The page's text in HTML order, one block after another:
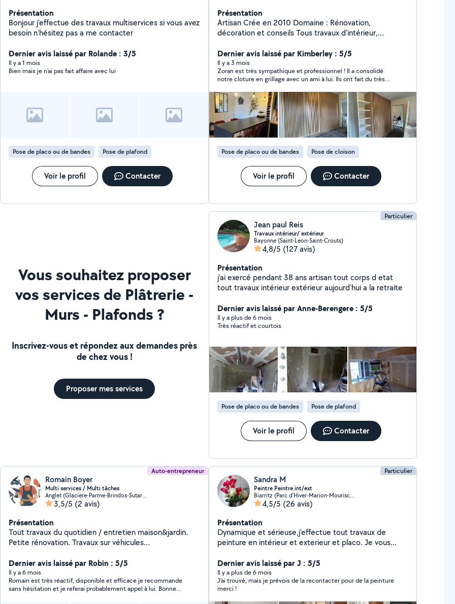
Présentation
Bonjour j'effectue des travaux multiservices si vous avez
besoin n'hésitez pas a me contacter
Dernier avis laissé par Rolande : 3/5
Il y a 1 mois
Bien mais je n’ai pas fait affaire avec lui
Pose de placo ou de bandes Pose de plafond
Voir le profil Contacter
Présentation
Artisan Crée en 2010 Domaine : Rénovation,
décoration et conseils Tous travaux d'intérieur,
responsabilité civile
Dernier avis laissé par Kimberley : 5/5
Il y a 3 mois
Zoran est très sympathique et professionnel ! Il a consolidé
notre cloture en grillage avec un ami à lui. Ils ont fait du très
Pose de placo ou de bandes Pose de cloison
Voir le profil Contacter
Vous souhaitez proposer
vos services de Plâtrerie -
Murs - Plafonds ?
Inscrivez-vous et répondez aux demandes près
de chez vous !
Proposer mes services
Particulier
Jean paul Reis
Travaux intérieur/ extérieur
Bayonne (Saint-Leon-Saint-Crouts)
4,8/5 (127 avis)
Présentation
j'ai exercé pendant 38 ans artisan tout corps d etat
tout travaux intérieur extérieur aujourd'hui a la retraite
Dernier avis laissé par Anne-Berengere : 5/5
Il y a plus de 6 mois
Très réactif et courtois
Pose de placo ou de bandes Pose de plafond
Voir le profil Contacter
Auto-entrepreneur
Romain Boyer
Multi services / Multi tâches
Anglet (Glaciere-Parme-Brindos-Sutar-Aritxague)
3,5/5 (2 avis)
Présentation
Tout travaux du quotidien / entretien maison&jardin.
Petite rénovation. Travaux sur véhicules
de prototype pour tout type de projets. Résultats
satisfaisants garantis à chaque projet effectué (si je ne
suis pas sur, je ne prends pas le projet).
Dernier avis laissé par Robin : 5/5
Il y a 6 mois
Romain est très réactif, disponible et efficace je recommande
sans hésitation et je referai probablement appel à lui. Bonne
Particulier
Sandra M
Peintre Peintre int/ext
Biarritz (Parc d'Hiver-Marion-Mouriscot)
4,5/5 (26 avis)
Présentation
Dynamique et sérieuse,j'effectue tout travaux de
peinture en intérieur et exterieur et placo. Je vous
Dernier avis laissé par J : 5/5
Il y a plus de 6 mois
J’ai trouvé, mais je prévois de la recontacter pour de la peinture
merci !